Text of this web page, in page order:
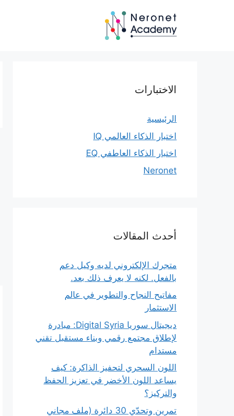
الاختبارات
الرئيسية
اختبار الذكاء العالمي IQ
اختبار الذكاء العاطفي EQ
Neronet
أحدث المقالات
متجرك الإلكتروني لديه وكيل دعم
بالفعل. لكنه لا يعرف ذلك بعد.
مفاتيح النجاح والتطوير في عالم
الاستثمار
ديجيتال سوريا Digital Syria: مبادرة
لإطلاق مجتمع رقمي وبناء مستقبل تقني
مستدام
اللون السحري لتحفيز الذاكرة: كيف
يساعد اللون الأخضر في تعزيز الحفظ
والتركيز؟
تمرين وتحدّي 30 دائرة (ملف مجاني